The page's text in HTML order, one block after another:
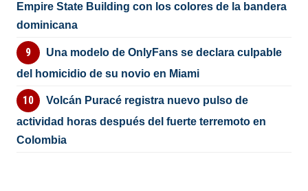
Empire State Building con los colores de la bandera
dominicana
Una modelo de OnlyFans se declara culpable
del homicidio de su novio en Miami
Volcán Puracé registra nuevo pulso de
actividad horas después del fuerte terremoto en
Colombia